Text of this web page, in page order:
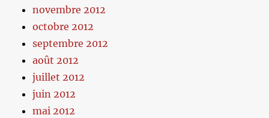
novembre 2012
octobre 2012
septembre 2012
août 2012
juillet 2012
juin 2012
mai 2012